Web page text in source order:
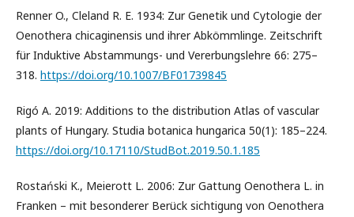
Renner O., Cleland R. E. 1934: Zur Genetik und Cytologie der
Oenothera chicaginensis und ihrer Abkömmlinge. Zeitschrift
für Induktive Abstammungs- und Vererbungslehre 66: 275–
318. https://doi.org/10.1007/BF01739845
Rigó A. 2019: Additions to the distribution Atlas of vascular
plants of Hungary. Studia botanica hungarica 50(1): 185–224.
https://doi.org/10.17110/StudBot.2019.50.1.185
Rostański K., Meierott L. 2006: Zur Gattung Oenothera L. in
Franken – mit besonderer Berück sichtigung von Oenothera